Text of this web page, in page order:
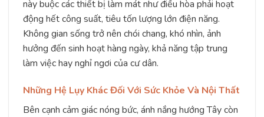
này buộc các thiết bị làm mát như điều hòa phải hoạt
động hết công suất, tiêu tốn lượng lớn điện năng.
Không gian sống trở nên chói chang, khó nhìn, ảnh
hưởng đến sinh hoạt hàng ngày, khả năng tập trung
làm việc hay nghỉ ngơi của cư dân.
Những Hệ Lụy Khác Đối Với Sức Khỏe Và Nội Thất
Bên cạnh cảm giác nóng bức, ánh nắng hướng Tây còn